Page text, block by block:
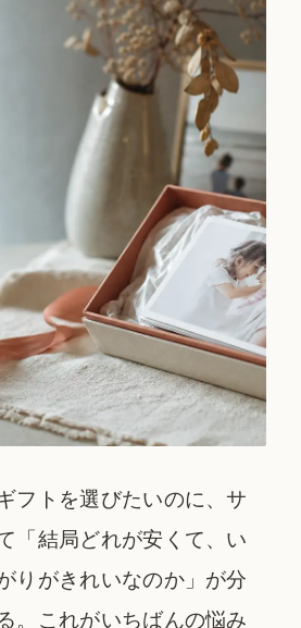
フトを選びたいのに、サ
「結局どれが安くて、い
りがきれいなのか」が分
。これがいちばんの悩み